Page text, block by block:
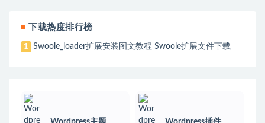
下载热度排行榜
1 Swoole_loader扩展安装图文教程 Swoole扩展文件下载